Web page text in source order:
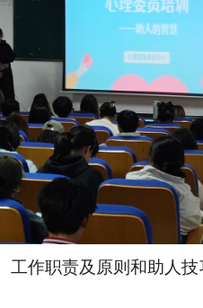
作职责及原则和助人